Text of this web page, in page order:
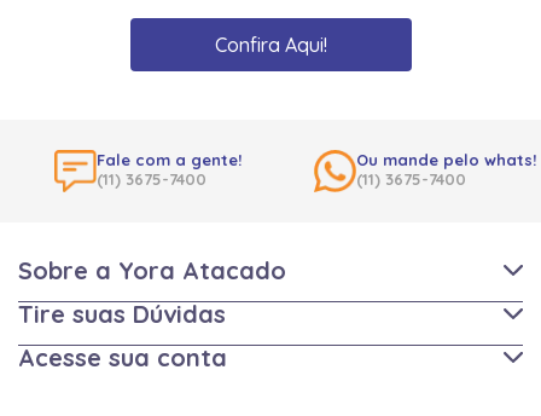
Confira Aqui!
Fale com a gente!
(11) 3675-7400
Ou mande pelo whats!
(11) 3675-7400
Sobre a Yora Atacado
Tire suas Dúvidas
Acesse sua conta